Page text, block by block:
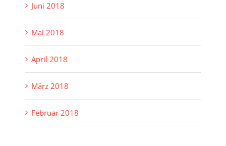
Juni 2018
Mai 2018
April 2018
März 2018
Februar 2018